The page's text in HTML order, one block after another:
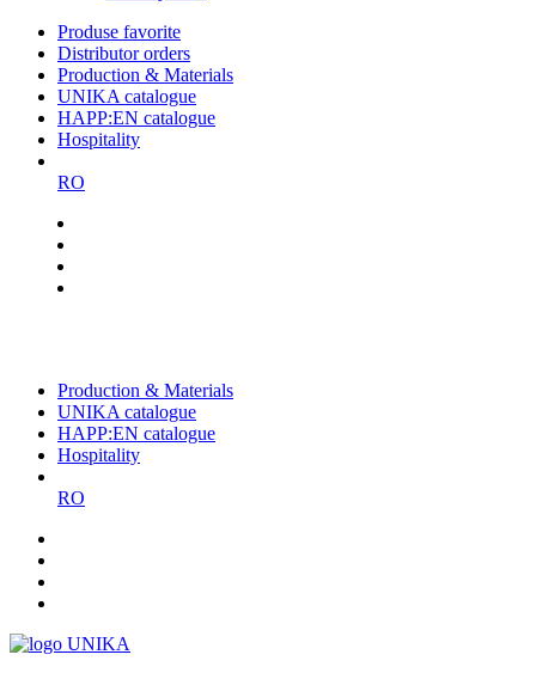
Produse favorite
Distributor orders
Production & Materials
UNIKA catalogue
HAPP:EN catalogue
Hospitality
RO
Production & Materials
UNIKA catalogue
HAPP:EN catalogue
Hospitality
RO